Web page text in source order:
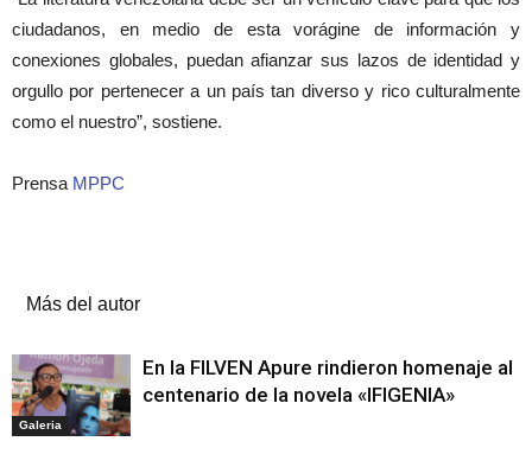
ciudadanos, en medio de esta vorágine de información y
conexiones globales, puedan afianzar sus lazos de identidad y
orgullo por pertenecer a un país tan diverso y rico culturalmente
como el nuestro”, sostiene.
Prensa MPPC
Más del autor
Galeria
En la FILVEN Apure rindieron homenaje al
centenario de la novela «IFIGENIA»